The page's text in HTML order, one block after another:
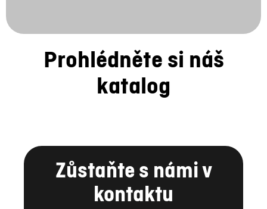
Prohlédněte si náš
katalog
Zůstaňte s námi v
kontaktu